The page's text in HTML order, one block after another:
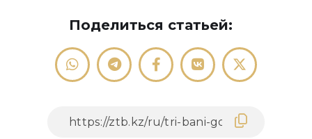
Поделиться статьей: